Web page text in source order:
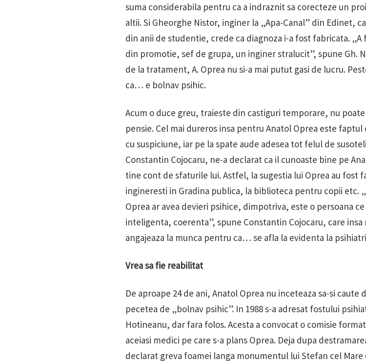
suma considerabila pentru ca a indraznit sa corecteze un
altii. Si Gheorghe Nistor, inginer la „Apa-Canal” din Edinet,
din anii de studentie, crede ca diagnoza i-a fost fabricata.
din promotie, sef de grupa, un inginer stralucit”, spune Gh.
de la tratament, A. Oprea nu si-a mai putut gasi de lucru.
ca… e bolnav psihic.
Acum o duce greu, traieste din castiguri temporare, nu
pensie. Cel mai dureros insa pentru Anatol Oprea este
cu suspiciune, iar pe la spate aude adesea tot felul de
Constantin Cojocaru, ne-a declarat ca il cunoaste bine pe
tine cont de sfaturile lui. Astfel, la sugestia lui Oprea au fost
ingineresti in Gradina publica, la biblioteca pentru copii etc.
Oprea ar avea devieri psihice, dimpotriva, este o persoana
inteligenta, coerenta”, spune Constantin Cojocaru, care insa
angajeaza la munca pentru ca… se afla la evidenta la
Vrea sa fie reabilitat
De aproape 24 de ani, Anatol Oprea nu inceteaza sa-si
pecetea de „bolnav psihic”. In 1988 s-a adresat fostului
Hotineanu, dar fara folos. Acesta a convocat o comisie
aceiasi medici pe care s-a plans Oprea. Deja dupa
declarat greva foamei langa monumentul lui Stefan cel Mare